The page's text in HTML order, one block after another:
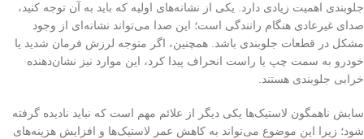
جلوبندی اهمیت زیادی دارد. یکی از نشانه‌های اولیه که باید به آن توجه کنید،
صدای غیرعادی هنگام رانندگی است؛ این صدا می‌تواند نشانه‌ای از وجود
مشکل در قطعات جلوبندی باشد. همچنین، اگر متوجه لرزش فرمان شدید یا
خودرو به سمت چپ یا راست انحراف پیدا کرد، این موارد نیز نشان‌دهنده
خرابی جلوبندی هستند.
سایش ناهمگون لاستیک‌ها یکی دیگر از علائم مهم است که نباید نادیده گرفته
شود؛ زیرا این موضوع می‌تواند به کاهش عمر لاستیک‌ها و افزایش هزینه‌های